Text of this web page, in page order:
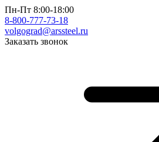
Пн-Пт 8:00-18:00
8-800-777-73-18
volgograd@arssteel.ru
Заказать звонок